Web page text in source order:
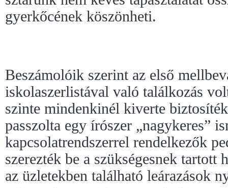
gyerkőcének köszönheti.
Beszámolóik szerint az első
iskolaszerlistával való találkozás
szinte mindenkinél kiverte
passzolta egy írószer „nagykeres”
kapcsolatrendszerrel rendelkezők
szerezték be a szükségesnek
az üzletekben található leárazások